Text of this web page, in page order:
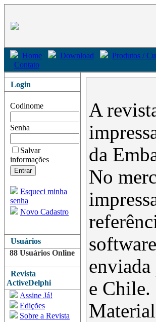
Home Download Produtos /
Contato
Login
Codinome
Senha
Salvar
informações
Esqueci minha
senha
Novo Cadastro
Usuários
88 Usuários Online
Revista
ActiveDelphi
Assine Já!
Edições
Sobre a Revista
A
da
No
e Chile.